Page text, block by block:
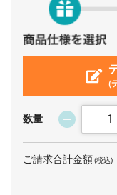
500 個
(
数量
ご請求合計金額(税込)